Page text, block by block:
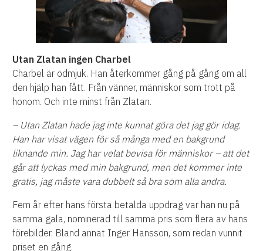
Utan Zlatan ingen Charbel
Charbel är ödmjuk. Han återkommer gång på gång om all
den hjälp han fått. Från vänner, människor som trott på
honom. Och inte minst från Zlatan.
– Utan Zlatan hade jag inte kunnat göra det jag gör idag.
Han har visat vägen för så många med en bakgrund
liknande min. Jag har velat bevisa för människor – att det
går att lyckas med min bakgrund, men det kommer inte
gratis, jag måste vara dubbelt så bra som alla andra.
Fem år efter hans första betalda uppdrag var han nu på
samma gala, nominerad till samma pris som flera av hans
förebilder. Bland annat Inger Hansson, som redan vunnit
priset en gång.